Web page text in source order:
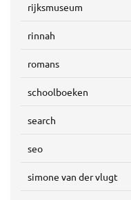
rijksmuseum
rinnah
romans
schoolboeken
search
seo
simone van der vlugt